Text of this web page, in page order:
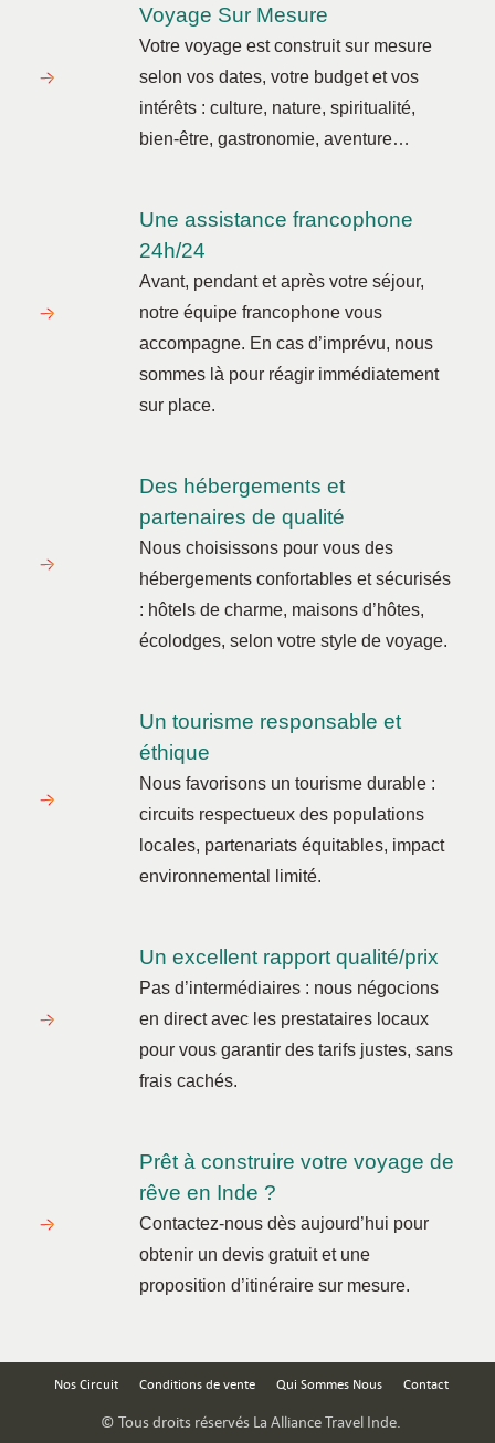
Voyage Sur Mesure
Votre voyage est construit sur mesure
selon vos dates, votre budget et vos
intérêts : culture, nature, spiritualité,
bien-être, gastronomie, aventure…
Une assistance francophone
24h/24
Avant, pendant et après votre séjour,
notre équipe francophone vous
accompagne. En cas d’imprévu, nous
sommes là pour réagir immédiatement
sur place.
Des hébergements et
partenaires de qualité
Nous choisissons pour vous des
hébergements confortables et sécurisés
: hôtels de charme, maisons d’hôtes,
écolodges, selon votre style de voyage.
Un tourisme responsable et
éthique
Nous favorisons un tourisme durable :
circuits respectueux des populations
locales, partenariats équitables, impact
environnemental limité.
Un excellent rapport qualité/prix
Pas d’intermédiaires : nous négocions
en direct avec les prestataires locaux
pour vous garantir des tarifs justes, sans
frais cachés.
Prêt à construire votre voyage de
rêve en Inde ?
Contactez-nous dès aujourd’hui pour
obtenir un devis gratuit et une
proposition d’itinéraire sur mesure.
Nos Circuit Conditions de vente Qui Sommes Nous Contact
© Tous droits réservés La Alliance Travel Inde.